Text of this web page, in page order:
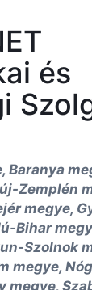
és
Zemplén
megye,
Bihar
Szolnok
megye,
megye,